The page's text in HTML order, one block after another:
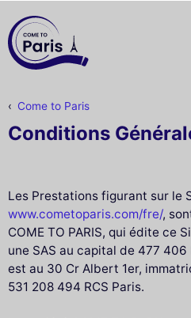
Come to Paris
Conditions
Les Prestations figurant sur le
www.cometoparis.com/fre/,
COME TO PARIS, qui édite ce
une SAS au capital de 477
est au 30 Cr Albert 1er,
531 208 494 RCS Paris.